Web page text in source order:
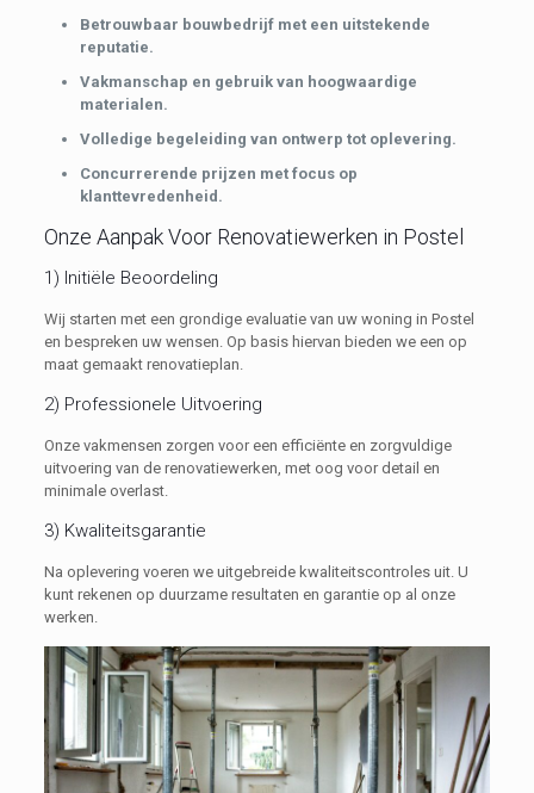
Betrouwbaar bouwbedrijf met een uitstekende
reputatie.
Vakmanschap en gebruik van hoogwaardige
materialen.
Volledige begeleiding van ontwerp tot oplevering.
Concurrerende prijzen met focus op
klanttevredenheid.
Onze Aanpak Voor Renovatiewerken in Postel
1) Initiële Beoordeling
Wij starten met een grondige evaluatie van uw woning in Postel
en bespreken uw wensen. Op basis hiervan bieden we een op
maat gemaakt renovatieplan.
2) Professionele Uitvoering
Onze vakmensen zorgen voor een efficiënte en zorgvuldige
uitvoering van de renovatiewerken, met oog voor detail en
minimale overlast.
3) Kwaliteitsgarantie
Na oplevering voeren we uitgebreide kwaliteitscontroles uit. U
kunt rekenen op duurzame resultaten en garantie op al onze
werken.